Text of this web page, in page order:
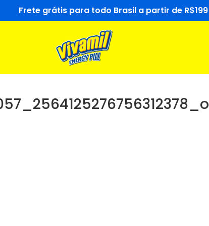
Frete grátis para todo Brasil a partir de R$199